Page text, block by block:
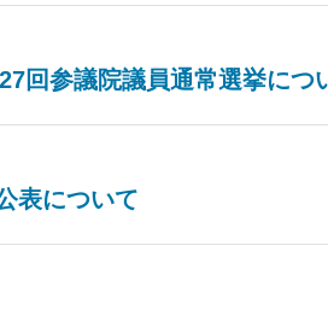
回参議院議員通常選挙につ
表について